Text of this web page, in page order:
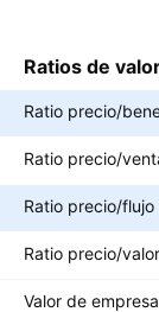
Ratios de
Ratio precio/
Ratio precio/
Valor de empresa